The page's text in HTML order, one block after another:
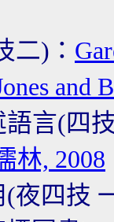
二)：
and
語言(四
林, 2008
夜四技